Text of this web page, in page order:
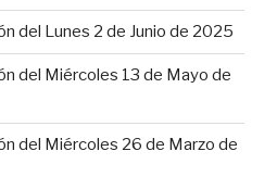
del Lunes 2 de Junio de 2025
del Miércoles 13 de Mayo de
del Miércoles 26 de Marzo de